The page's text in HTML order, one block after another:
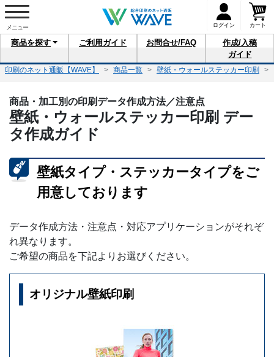
ログイン カート
商品を探す ご利用 ガイド お問合せ/FAQ
作成/入稿
ガイド
印刷のネット通販【WAVE】 商品一覧 壁紙・ウォールステッカー印刷
商品・加工別の印刷データ作成方法／注意点
壁紙・ウォールステッカー印刷 デー
タ作成ガイド
壁紙タイプ・ステッカータイプをご
用意しております
データ作成方法・注意点・対応アプリケーションがそれぞ
れ異なります。
ご希望の商品を下記よりお選びください。
オリジナル壁紙印刷